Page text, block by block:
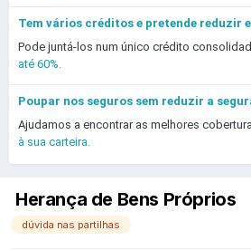
Tem vários créditos e pretende reduzir
Pode juntá-los num único crédito
até 60%.
Poupar nos seguros sem reduzir a
Ajudamos a encontrar as melhores
à sua carteira.
Herança de Bens Próprios
dúvida nas partilhas